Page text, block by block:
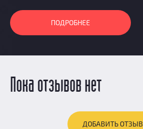
ПОДРОБНЕЕ
Пока отзывов нет
ДОБАВИТЬ ОТЗЫВ